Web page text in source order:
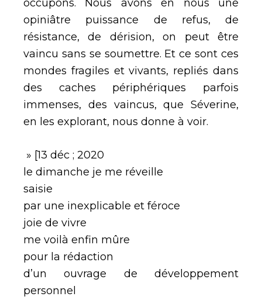
occupons. Nous avons en nous une
opiniâtre puissance de refus, de
résistance, de dérision, on peut être
vaincu sans se soumettre. Et ce sont ces
mondes fragiles et vivants, repliés dans
des caches périphériques parfois
immenses, des vaincus, que Séverine,
en les explorant, nous donne à voir.
» [13 déc ; 2020
le dimanche je me réveille
saisie
par une inexplicable et féroce
joie de vivre
me voilà enfin mûre
pour la rédaction
d’un ouvrage de développement
personnel